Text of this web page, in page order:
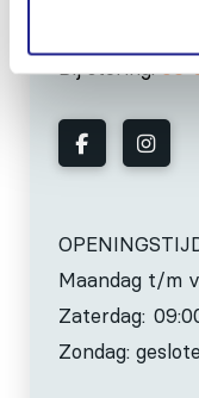
Bij storing:06-
Maandag t/m
Zaterdag:
Zondag: